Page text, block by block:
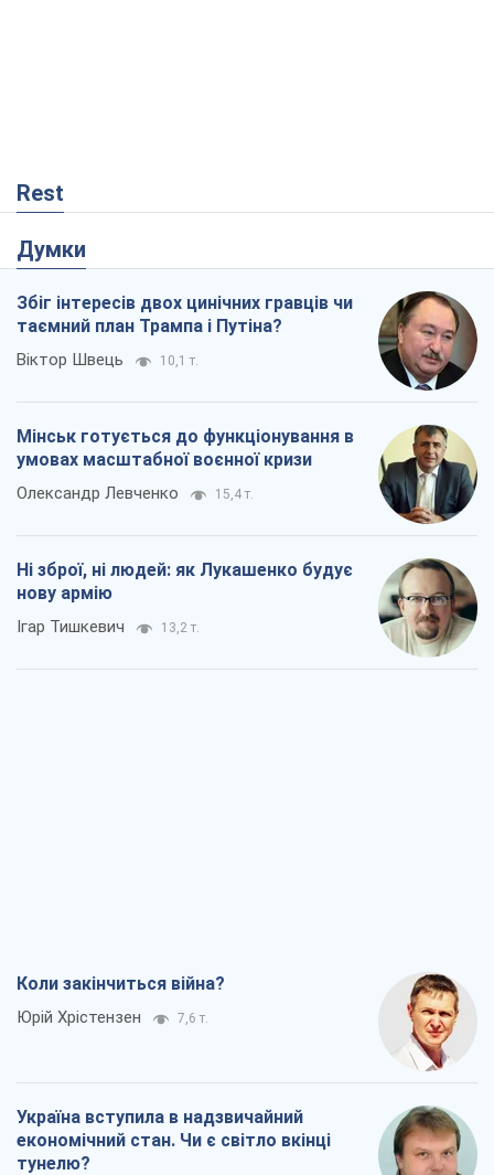
Rest
Думки
Збіг інтересів двох цинічних гравців чи
таємний план Трампа і Путіна?
Віктор Швець 10,1 т.
Мінськ готується до функціонування в
умовах масштабної воєнної кризи
Олександр Левченко 15,4 т.
Ні зброї, ні людей: як Лукашенко будує
нову армію
Ігар Тишкевич 13,2 т.
Коли закінчиться війна?
Юрій Хрістензен 7,6 т.
Україна вступила в надзвичайний
економічний стан. Чи є світло вкінці
тунелю?